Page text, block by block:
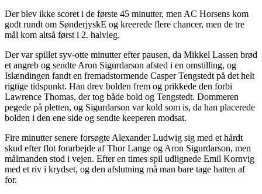
Der blev ikke scoret i de første 45 minutter, men AC Horsens kom
godt rundt om SønderjyskE og kreerede flere chancer, men de tre
mål kom altså først i 2. halvleg.
Der var spillet syv-otte minutter efter pausen, da Mikkel Lassen brød
et angreb og sendte Aron Sigurdarson afsted i en omstilling, og
Islændingen fandt en fremadstormende Casper Tengstedt på det helt
rigtige tidspunkt. Han drev bolden frem og prikkede den forbi
Lawrence Thomas, der tog både bold og Tengstedt. Dommeren
pegede på pletten, og Sigurdarson var kold som is, da han placerede
bolden i den ene side og sendte keeperen modsat.
Fire minutter senere forsøgte Alexander Ludwig sig med et hårdt
skud efter flot forarbejde af Thor Lange og Aron Sigurdarson, men
målmanden stod i vejen. Efter en times spil udlignede Emil Kornvig
med et riv i krydset, og den afslutning må man bare tage hatten af
for.